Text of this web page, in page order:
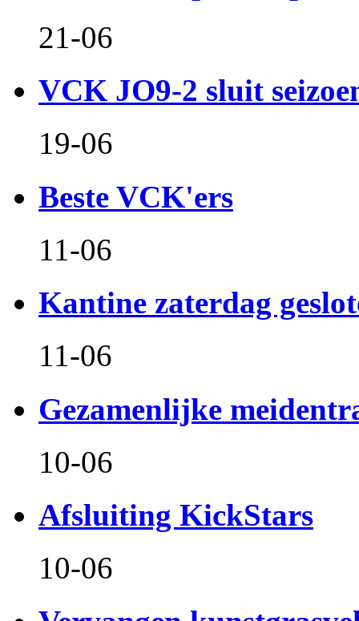
21-06
VCK JO9-2 sluit
19-06
Beste VCK'ers
11-06
Kantine zaterdag
11-06
Gezamenlijke
10-06
Afsluiting KickStars
10-06